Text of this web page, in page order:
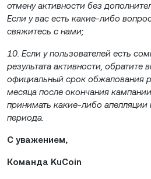
отмену активности без
Если у вас есть какие-либо
свяжитесь с нами;
10. Если у пользователей есть
результата активности, обратите
официальный срок обжалования
месяца после окончания
принимать какие-либо апелляции
периода.
С уважением,
Команда KuCoin